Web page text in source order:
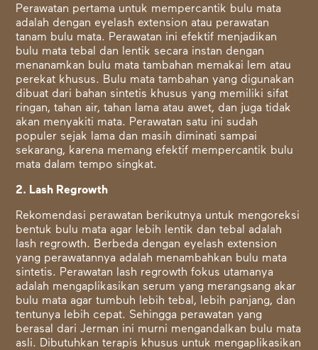
Perawatan pertama untuk mempercantik bulu mata
adalah dengan eyelash extension atau perawatan
tanam bulu mata. Perawatan ini efektif menjadikan
bulu mata tebal dan lentik secara instan dengan
menanamkan bulu mata tambahan memakai lem atau
perekat khusus. Bulu mata tambahan yang digunakan
dibuat dari bahan sintetis khusus yang memiliki sifat
ringan, tahan air, tahan lama atau awet, dan juga tidak
akan menyakiti mata. Perawatan satu ini sudah
populer sejak lama dan masih diminati sampai
sekarang, karena memang efektif mempercantik bulu
mata dalam tempo singkat.
2. Lash Regrowth
Rekomendasi perawatan berikutnya untuk mengoreksi
bentuk bulu mata agar lebih lentik dan tebal adalah
lash regrowth. Berbeda dengan eyelash extension
yang perawatannya adalah menambahkan bulu mata
sintetis. Perawatan lash regrowth fokus utamanya
adalah mengaplikasikan serum yang merangsang akar
bulu mata agar tumbuh lebih tebal, lebih panjang, dan
tentunya lebih cepat. Sehingga perawatan yang
berasal dari Jerman ini murni mengandalkan bulu mata
asli. Dibutuhkan terapis khusus untuk mengaplikasikan